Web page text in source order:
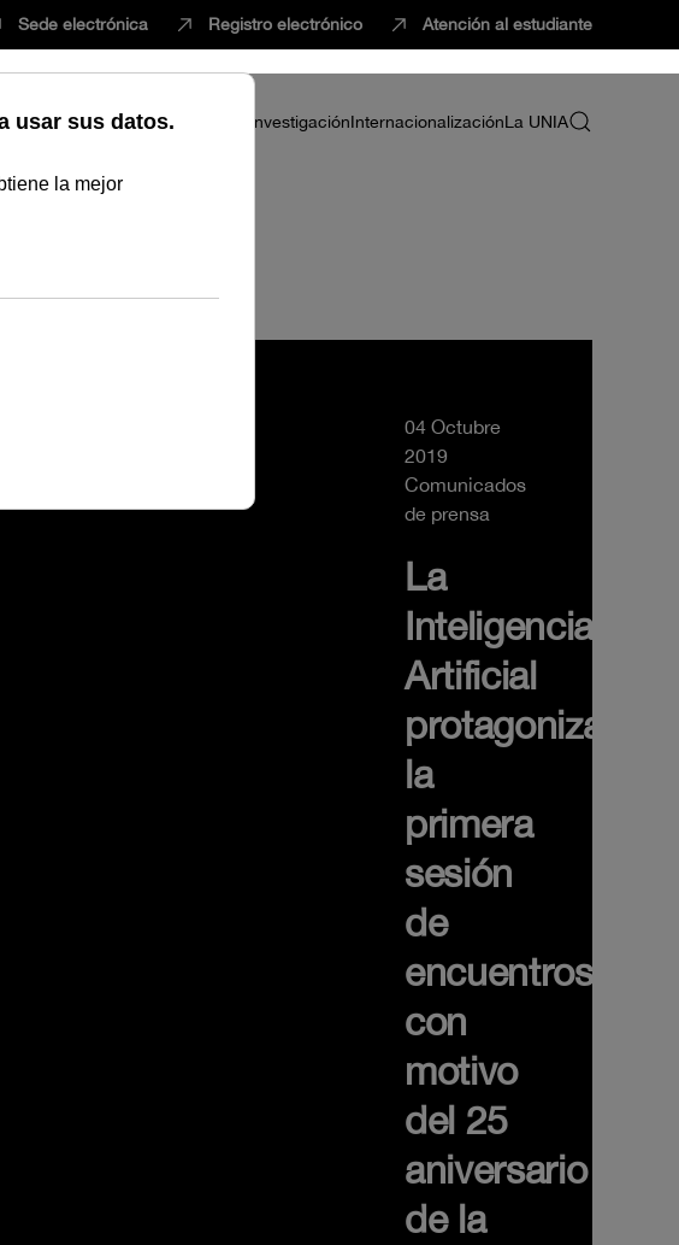
Sede electrónica Registro electrónico Atención al estudiante
Vida universitariaProfesorado InvestigaciónInternacionalizaciónLa UNIA
de la UNIA
04 Octubre
2019
Comunicados
de prensa
La
Inteligencia
Artificial
protagoniza
la
primera
sesión
de
encuentros
con
motivo
del 25
aniversario
de la